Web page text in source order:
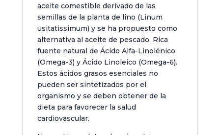
aceite comestible derivado de las
semillas de la planta de lino (Linum
usitatissimum) y se ha propuesto como
alternativa al aceite de pescado. Rica
fuente natural de Ácido Alfa-Linolénico
(Omega-3) y Ácido Linoleico (Omega-6).
Estos ácidos grasos esenciales no
pueden ser sintetizados por el
organismo y se deben obtener de la
dieta para favorecer la salud
cardiovascular.